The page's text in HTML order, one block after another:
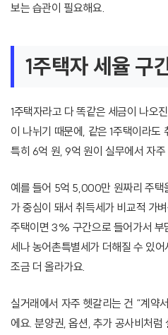
보는 습관이 필요해요.
1주택자 세율 구
1주택자라고 다 똑같은 세금이 나오
이 나뉘기 때문에, 같은 1주택이라도
특히 6억 원, 9억 원이 실무에서 자
예를 들어 5억 5,000만 원짜리 주택
가 중심이 돼서 취득세가 비교적 가
주택이면 3% 구간으로 들어가서 부
세나 농어촌특별세가 더해질 수 있
조금 더 올라가요.
실거래에서 자주 헷갈리는 건 “계약
에요. 분양권, 옵션, 추가 공사비처